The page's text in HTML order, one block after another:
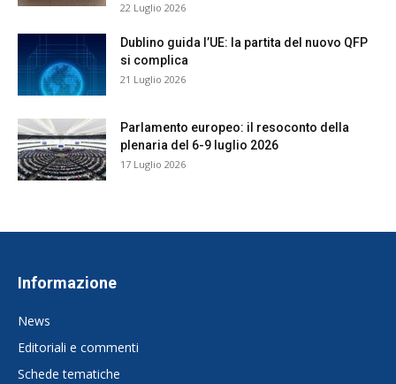
22 Luglio 2026
Dublino guida l’UE: la partita del nuovo QFP
si complica
21 Luglio 2026
Parlamento europeo: il resoconto della
plenaria del 6-9 luglio 2026
17 Luglio 2026
Informazione
News
Editoriali e commenti
Schede tematiche